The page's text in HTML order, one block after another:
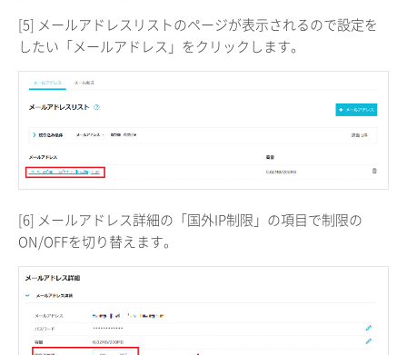
[5] メールアドレスリストのページが表示されるので設定を
したい「メールアドレス」をクリックします。
[6] メールアドレス詳細の「国外IP制限」の項目で制限の
ON/OFFを切り替えます。